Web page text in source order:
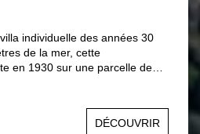
individuelle des années 30
de la mer, cette
en 1930 sur une parcelle de
une salle à manger, une
bureau) ainsi qu'une salle de
trouverez 5 chambres et un wc
DÉCOUVRIR